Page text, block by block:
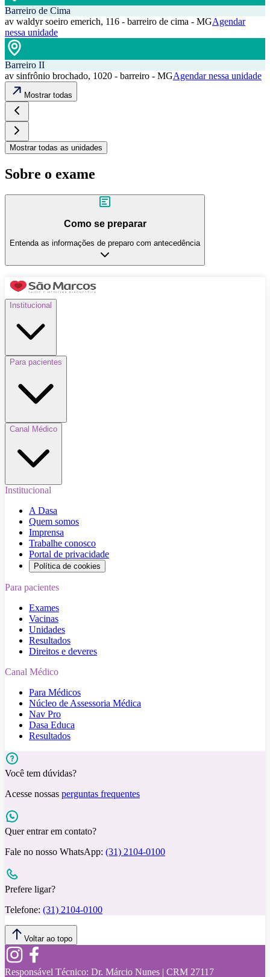
Barreiro de Cima
av waldyr soeiro emerich, 116 - barreiro de cima - MGAgendar
nessa unidade
Barreiro II
av sinfrônio brochado, 1020 - barreiro - MGAgendar nessa unidade
Mostrar todas
Mostrar todas as unidades
Sobre o exame
Como se preparar
Entenda as informações de preparo com antecedência
Institucional
Para pacientes
Canal Médico
Institucional
A Dasa
Quem somos
Imprensa
Trabalhe conosco
Portal de privacidade
Política de cookies
Para pacientes
Exames
Vacinas
Unidades
Resultados
Direitos e deveres
Canal Médico
Para Médicos
Núcleo de Assessoria Médica
Nav Pro
Dasa Educa
Resultados
Você tem dúvidas?
Acesse nossas perguntas frequentes
Quer entrar em contato?
Fale no nosso WhatsApp: (31) 2104-0100
Prefere ligar?
Telefone: (31) 2104-0100
Voltar ao topo
Responsável Técnico: Dr. Márcio Nunes | CRM 27117